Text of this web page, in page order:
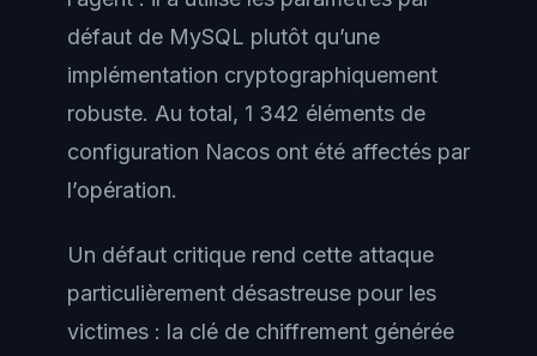
défaut de MySQL plutôt qu’une
implémentation cryptographiquement
robuste. Au total, 1 342 éléments de
configuration Nacos ont été affectés par
l’opération.
Un défaut critique rend cette attaque
particulièrement désastreuse pour les
victimes : la clé de chiffrement générée